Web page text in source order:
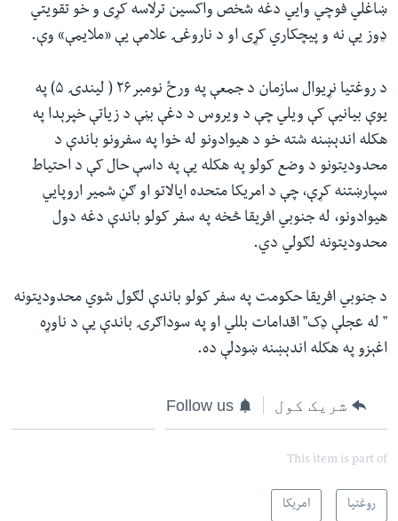
ښاغلي فوچي وایي دغه شخص واکسین ترلاسه کړی و خو تقویتي
ډوز یې نه و پیچکاري کړی او د ناروغۍ علامې یې «ملایمې» وې.
د روغتیا نړیوال سازمان د جمعې په ورځ نومبر۲۶ ( لیندۍ ۵) په
یوې بیانیې کې ویلي چې د ویروس د دغې بڼې د زیاتې خپرېدا په
هکله اندېښنه شته خو د هیوادونو له خوا په سفرونو باندې د
محدودیتونو د وضع کولو په هکله یې په داسې حال کې د احتیاط
سپارښتنه کړې، چې د امریکا متحده ایالاتو او ګڼ شمیر اروپايي
هیوادونو، له جنوبي افریقا څخه په سفر کولو باندې دغه دول
محدودیتونه لګولي دي.
د جنوبي افریقا حکومت په سفر کولو باندې لګول شوي محدودیتونه
" له عجلې ډک" اقدامات بللي او په سوداګرۍ باندې یې د ناوړه
اغېزو په هکله اندېښنه ښودلې ده.
شریک کول Follow us
This item is part of
روغتیا امریکا